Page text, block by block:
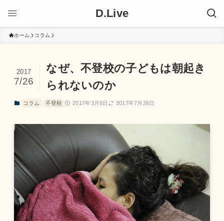
D.Live
ホーム コラム
なぜ、不登校の子どもは朝起き
られないのか
2017
7/26
コラム 不登校 2017年3月8日 2017年7月26日